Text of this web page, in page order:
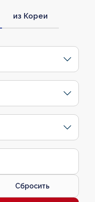
из Кореи
Сбросить